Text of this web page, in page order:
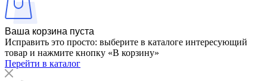
Ваша корзина пуста
Исправить это просто: выберите в каталоге интересующий
товар и нажмите кнопку «В корзину»
Перейти в каталог